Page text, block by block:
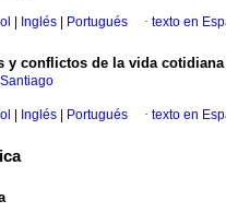
Inglés Portugués · texto en
y conflictos de la vida
Inglés Portugués · texto en